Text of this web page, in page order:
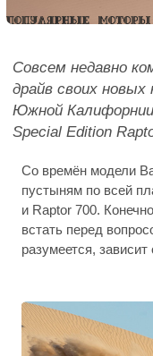
Совсем недавно
драйв своих
Южной
Special Edition
Со времён модели
пустыням по всей
и Raptor 700.
встать перед
разумеется,